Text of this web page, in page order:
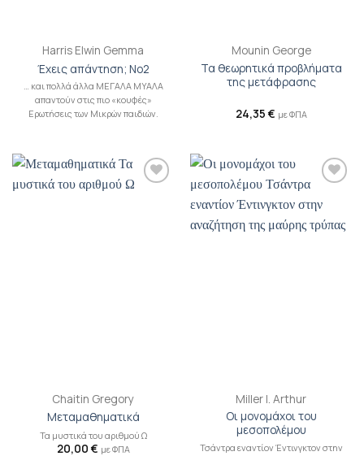
Harris Elwin Gemma
Έχεις απάντηση; No2
… και πολλά άλλα ΜΕΓΑΛΑ ΜΥΑΛΑ
απαντούν στις πιο «κουφές»
Ερωτήσεις των Μικρών παιδιών.
Mounin George
Τα θεωρητικά προβλήματα
της μετάφρασης
24,35 € με ΦΠΑ
Chaitin Gregory
Μεταμαθηματικά
Τα μυστικά του αριθμού Ω
20,00 € με ΦΠΑ
Προσθήκη
βιβλίου
επιθυμιών
Miller I. Arthur
Οι μονομάχοι του
μεσοπολέμου
Τσάντρα εναντίον Έντινγκτον στην